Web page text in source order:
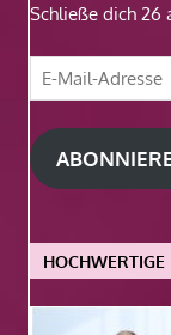
Schließe dich 26
E-
Mail-
Adresse
HOCHWERTIGE